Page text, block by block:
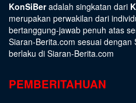
KonSiBeradalah singkatan dari
merupakan perwakilan dari
bertanggung-jawab penuh atas
Siaran-Berita.com sesuai dengan
berlaku di Siaran-Berita.com
PEMBERITAHUAN